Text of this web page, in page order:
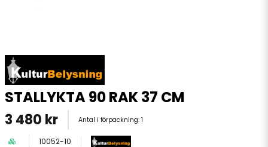
STALLYKTA 90 RAK 37 CM
3 480 kr Antal i förpackning: 1
10052-10